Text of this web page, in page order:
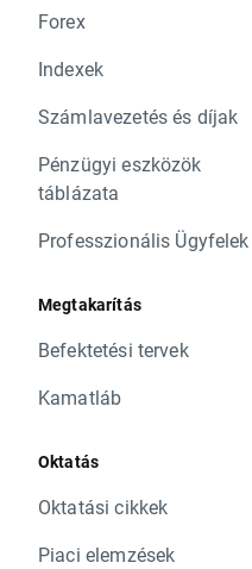
Forex
Indexek
Számlavezetés és díjak
Pénzügyi eszközök
táblázata
Professzionális Ügyfelek
Megtakarítás
Befektetési tervek
Kamatláb
Oktatás
Oktatási cikkek
Piaci elemzések